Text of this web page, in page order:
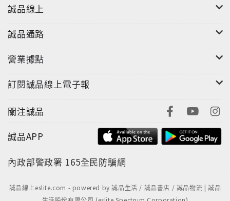
誠品線上
誠品通路
營業據點
訂閱誠品線上電子報
關注誠品
誠品APP
內政部警政署 165全民防騙網
誠品線上eslite.com - powered by 誠品生活 / 誠品書店 / 誠品物流 | 誠品